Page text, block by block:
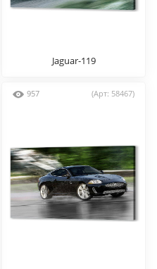
Jaguar-119
957 (Арт: 58467)